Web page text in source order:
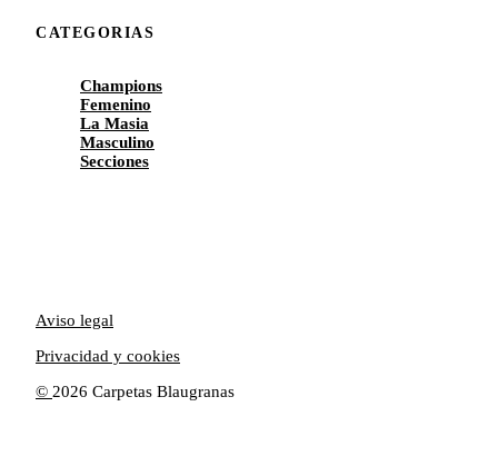
CATEGORIAS
Champions
Femenino
La Masia
Masculino
Secciones
© 2026 Carpetas Blaugranas
Aviso legal
Privacidad y cookies